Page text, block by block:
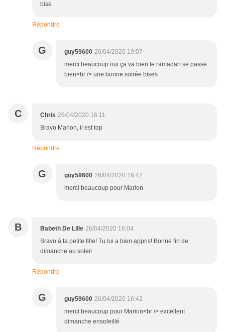
bise
Répondre
G guy59600 26/04/2020 19:07
merci beaucoup oui ça va bien le ramadan se passe
bien<br /> une bonne soirée bises
C Chris 26/04/2020 16:11
Bravo Marion, il est top
Répondre
G guy59600 26/04/2020 16:42
merci beaucoup pour Marion
B Babeth De Lille 26/04/2020 16:04
Bravo à ta petite fille! Tu lui a bien appris! Bonne fin de
dimanche au soleil
Répondre
G guy59600 26/04/2020 16:42
merci beaucoup pour Marion<br /> excellent
dimanche ensoleillé